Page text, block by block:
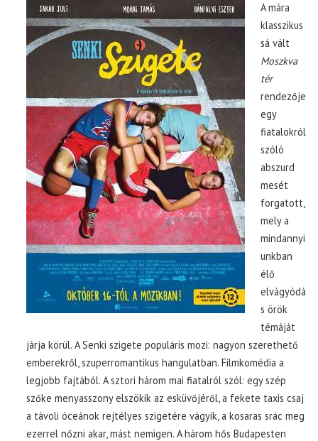
A mára
klasszikus
sá vált
Moszkva
tér
rendezője
egy
fiatalokról
szóló
abszurd
mesét
forgatott,
mely a
mindannyi
unkban
élő
elvágyódá
s örök
témáját
járja körül. A Senki szigete populáris mozi: nagyon szerethető
emberekről, szuperromantikus hangulatban. Filmkomédia a
legjobb fajtából. A sztori három mai fiatalról szól: egy szép
szőke menyasszony elszökik az esküvőjéről, a fekete taxis csaj
a távoli óceánok rejtélyes szigetére vágyik, a kosaras srác meg
ezerrel nőzni akar, mást nemigen. A három hős Budapesten